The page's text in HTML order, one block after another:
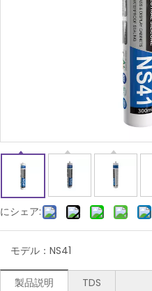
にシェア:
モデル： NS41
製品説明 TDS